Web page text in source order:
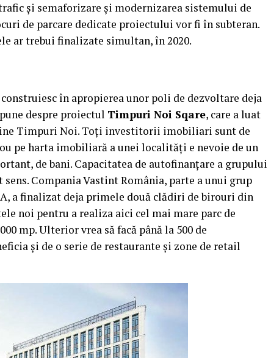
şi semaforizare şi modernizarea sistemului de
de parcare dedicate proiectului vor fi în subteran.
ar trebui finalizate simultan, în 2020.
în apropierea unor poli de dezvoltare deja
despre proiectul Timpuri Noi Sqare, care a luat
Timpuri Noi. Toţi investitorii imobiliari sunt de
pe harta imobiliară a unei localităţi e nevoie de un
de bani. Capacitatea de autofinanţare a grupului
Compania Vastint România, parte a unui grup
a finalizat deja primele două clădiri de birouri din
noi pentru a realiza aici cel mai mare parc de
mp. Ulterior vrea să facă până la 500 de
şi de o serie de restaurante şi zone de retail